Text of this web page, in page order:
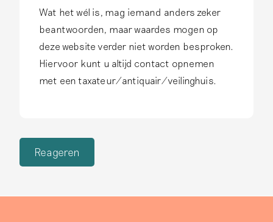
aardewerk valt buiten de
scope van deze site.
meer
antiek Delfts aardewerk,
soms zelfs voorzien van
valse Delftse
fabrieksmerken.Lees
meer
Wat het wél is, mag iemand anders zeker
beantwoorden, maar waardes mogen op
deze website verder niet worden besproken.
Hiervoor kunt u altijd contact opnemen
met een taxateur/antiquair/veilinghuis.
Reageren